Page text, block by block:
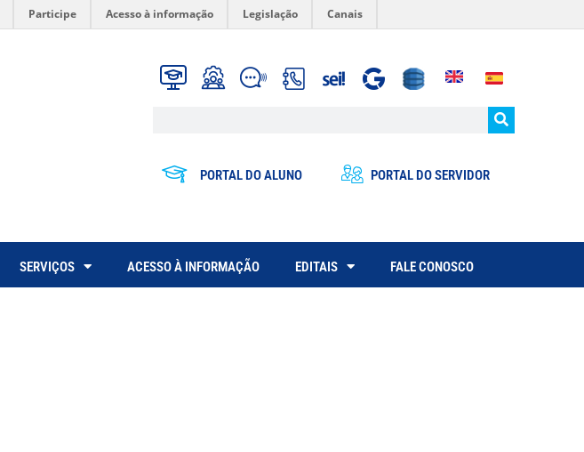
Participe Acesso à informação Legislação Canais
PORTAL DO ALUNO PORTAL DO SERVIDOR
SERVIÇOS ACESSO À INFORMAÇÃO EDITAIS FALE CONOSCO